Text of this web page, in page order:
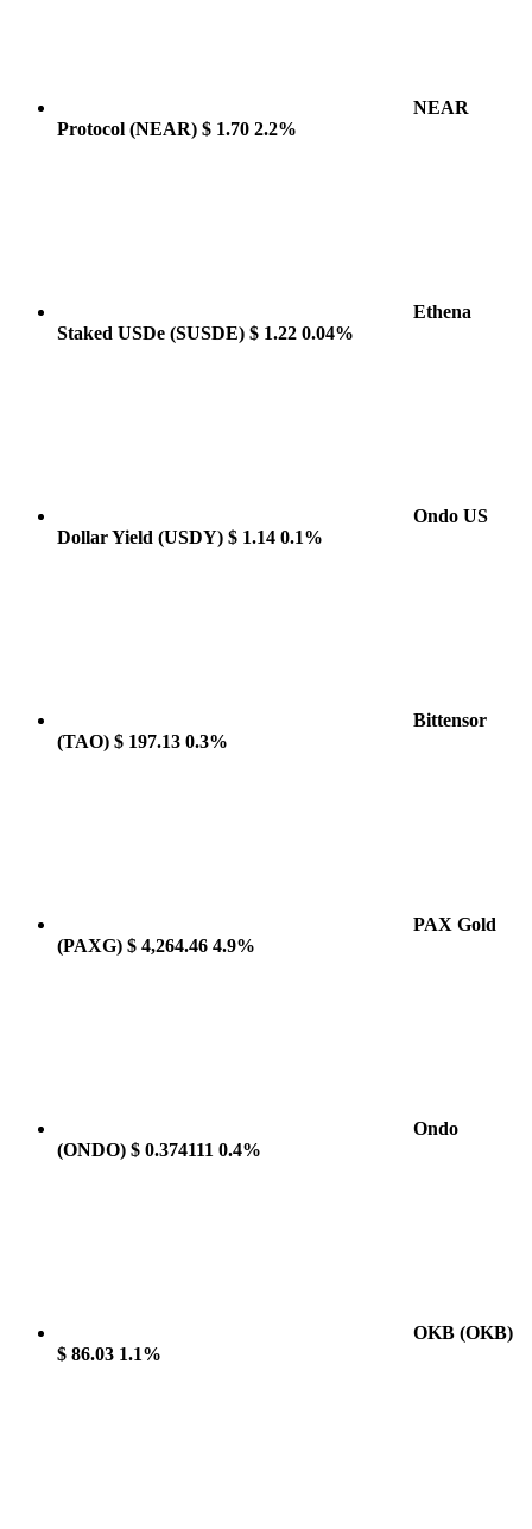
NEAR
Protocol (NEAR) $ 1.70 2.2%
Ethena
Staked USDe (SUSDE) $ 1.22 0.04%
Ondo US
Dollar Yield (USDY) $ 1.14 0.1%
Bittensor
(TAO) $ 197.13 0.3%
PAX Gold
(PAXG) $ 4,264.46 4.9%
Ondo
(ONDO) $ 0.374111 0.4%
OKB (OKB)
$ 86.03 1.1%